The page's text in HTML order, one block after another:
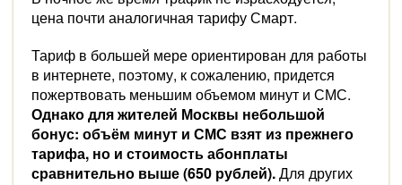
цена почти аналогичная тарифу Смарт.
Тариф в большей мере ориентирован для работы
в интернете, поэтому, к сожалению, придется
пожертвовать меньшим объемом минут и СМС.
Однако для жителей Москвы небольшой
бонус: объём минут и СМС взят из прежнего
тарифа, но и стоимость абонплаты
сравнительно выше (650 рублей).Для других